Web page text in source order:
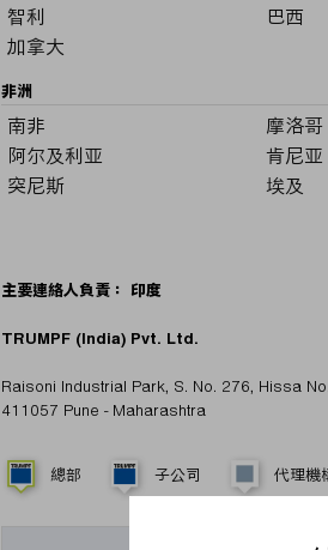
智利
巴西
加拿大
非洲
南非
摩洛哥
阿尔及利亚
肯尼亚
突尼斯
埃及
主要連絡人負責： 印度
TRUMPF (India) Pvt. Ltd.
Raisoni Industrial Park, S. No. 276, Hissa
411057 Pune - Maharashtra
總部 子公司 代理機